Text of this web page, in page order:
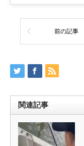
前の記事
関連記事